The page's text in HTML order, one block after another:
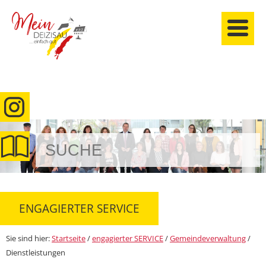
anmelden
ENGAGIERTER SERVICE
Sie sind hier:Startseite/engagierter SERVICE/Gemeindeverwaltung/
Dienstleistungen